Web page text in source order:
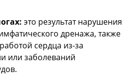
это результат нарушения
дренажа, также
сердца из-за
или заболеваний